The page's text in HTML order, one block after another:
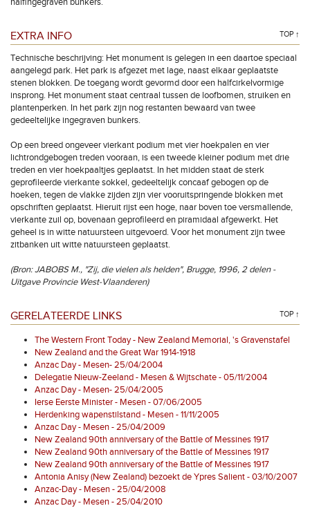
EXTRA INFO TOP ↑
Technische beschrijving: Het monument is gelegen in een daartoe speciaal
aangelegd park. Het park is afgezet met lage, naast elkaar geplaatste
stenen blokken. De toegang wordt gevormd door een halfcirkelvormige
insprong. Het monument staat centraal tussen de loofbomen, struiken en
plantenperken. In het park zijn nog restanten bewaard van twee
gedeeltelijke ingegraven bunkers.
Op een breed ongeveer vierkant podium met vier hoekpalen en vier
lichtrondgebogen treden vooraan, is een tweede kleiner podium met drie
treden en vier hoekpaaltjes geplaatst. In het midden staat de sterk
geprofileerde vierkante sokkel, gedeeltelijk concaaf gebogen op de
hoeken, tegen de vlakke zijden zijn vier vooruitspringende blokken met
opschriften geplaatst. Hieruit rijst een hoge, naar boven toe versmallende,
vierkante zuil op, bovenaan geprofileerd en piramidaal afgewerkt. Het
geheel is in witte natuursteen uitgevoerd. Voor het monument zijn twee
zitbanken uit witte natuursteen geplaatst.
(Bron: JABOBS M., "Zij, die vielen als helden", Brugge, 1996, 2 delen -
Uitgave Provincie West-Vlaanderen)
GERELATEERDE LINKS TOP ↑
The Western Front Today - New Zealand Memorial, 's Gravenstafel
New Zealand and the Great War 1914-1918
Anzac Day - Mesen- 25/04/2004
Delegatie Nieuw-Zeeland - Mesen & Wijtschate - 05/11/2004
Anzac Day - Mesen- 25/04/2005
Ierse Eerste Minister - Mesen - 07/06/2005
Herdenking wapenstilstand - Mesen - 11/11/2005
Anzac Day - Mesen - 25/04/2009
New Zealand 90th anniversary of the Battle of Messines 1917
New Zealand 90th anniversary of the Battle of Messines 1917
New Zealand 90th anniversary of the Battle of Messines 1917
Antonia Anisy (New Zealand) bezoekt de Ypres Salient - 03/10/2007
Anzac-Day - Mesen - 25/04/2008
Anzac Day - Mesen - 25/04/2010